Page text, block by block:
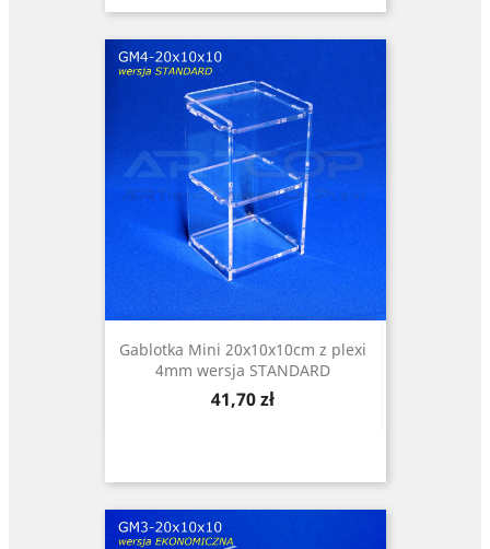
Gablotka Mini 20x10x10cm z plexi
4mm wersja STANDARD
Cena
41,70 zł